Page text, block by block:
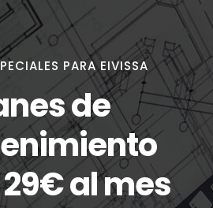
PARA EIVISSA
de
al mes